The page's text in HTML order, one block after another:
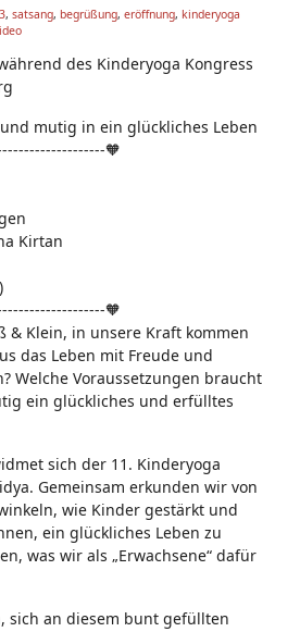
n:
, satsang, begrüßung, eröffnung, kinderyoga
des Kinderyoga Kongress
mutig in ein glückliches Leben
🧡
Kirtan
🧡
& Klein, in unsere Kraft kommen
das Leben mit Freude und
Welche Voraussetzungen braucht
ein glückliches und erfülltes
sich der 11. Kinderyoga
Gemeinsam erkunden wir von
wie Kinder gestärkt und
ein glückliches Leben zu
was wir als „Erwachsene“ dafür
sich an diesem bunt gefüllten